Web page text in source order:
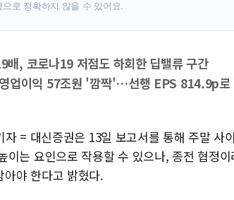
로 정확하지 않을 수 있어요.
배, 코로나19 저점도 하회한 딥밸류 구간
업이익 57조원 '깜짝'…선행 EPS 814.9p로
= 대신증권은 13일 보고서를 통해 주말 사
이는 요인으로 작용할 수 있으나, 종전 협정
야 한다고 밝혔다.